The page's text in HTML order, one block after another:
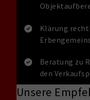
Klärung
Beratung zu
den
Unsere